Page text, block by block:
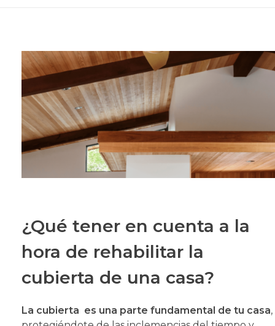
¿Qué tener en cuenta a la
hora de rehabilitar la
cubierta de una casa?
La cubierta es una parte fundamental de tu casa,